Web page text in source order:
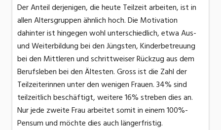
Der Anteil derjenigen, die heute Teilzeit arbeiten, ist in
allen Altersgruppen ähnlich hoch. Die Motivation
dahinter ist hingegen wohl unterschiedlich, etwa Aus-
und Weiterbildung bei den Jüngsten, Kinderbetreuung
bei den Mittleren und schrittweiser Rückzug aus dem
Berufsleben bei den Ältesten. Gross ist die Zahl der
Teilzeiterinnen unter den wenigen Frauen. 34% sind
teilzeitlich beschäftigt, weitere 16% streben dies an.
Nur jede zweite Frau arbeitet somit in einem 100%-
Pensum und möchte dies auch längerfristig.